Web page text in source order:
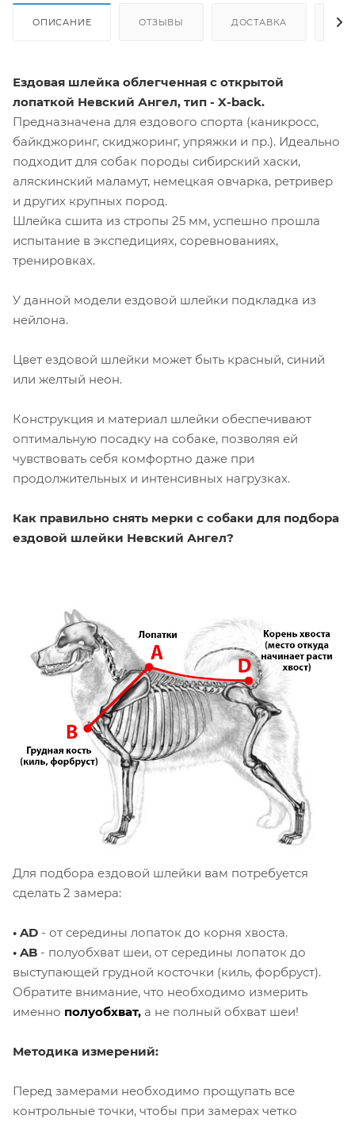
ОПИСАНИЕ ОТЗЫВЫ ДОСТАВКА
Ездовая шлейка облегченная с открытой
лопаткой Невский Ангел, тип - X-back.
Предназначена для ездового спорта (каникросс,
байкджоринг, скиджоринг, упряжки и пр.). Идеально
подходит для собак породы сибирский хаски,
аляскинский маламут, немецкая овчарка, ретривер
и других крупных пород.
Шлейка сшита из стропы 25 мм, успешно прошла
испытание в экспедициях, соревнованиях,
тренировках.
У данной модели ездовой шлейки подкладка из
нейлона.
Цвет ездовой шлейки может быть красный, синий
или желтый неон.
Конструкция и материал шлейки обеспечивают
оптимальную посадку на собаке, позволяя ей
чувствовать себя комфортно даже при
продолжительных и интенсивных нагрузках.
Как правильно снять мерки с собаки для подбора
ездовой шлейки Невский Ангел?
Для подбора ездовой шлейки вам потребуется
сделать 2 замера:
• AD - от середины лопаток до корня хвоста.
• AB - полуобхват шеи, от середины лопаток до
выступающей грудной косточки (киль, форбруст).
Обратите внимание, что необходимо измерить
именно полуобхват, а не полный обхват шеи!
Методика измерений:
Перед замерами необходимо прощупать все
контрольные точки, чтобы при замерах четко